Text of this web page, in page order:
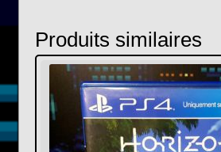
Produits similaires